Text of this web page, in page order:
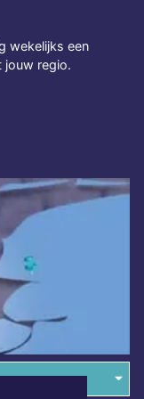
wekelijks een
jouw regio.